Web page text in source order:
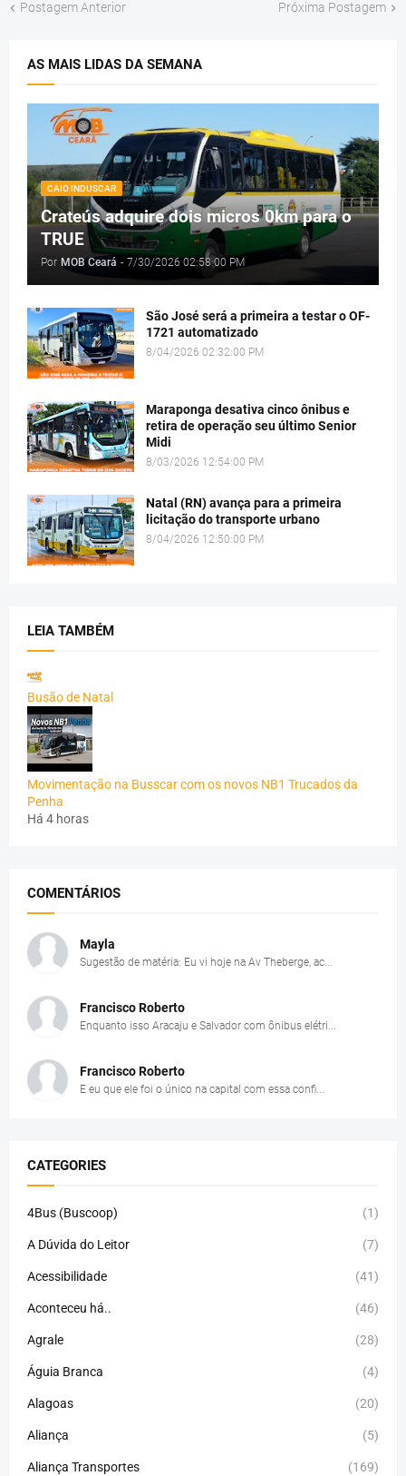
Postagem Anterior Próxima Postagem
AS MAIS LIDAS DA SEMANA
CAIO INDUSCAR
Crateús adquire dois micros 0km para o
TRUE
Por MOB Ceará - 7/30/2026 02:58:00 PM
São José será a primeira a testar o OF-
1721 automatizado
8/04/2026 02:32:00 PM
Maraponga desativa cinco ônibus e
retira de operação seu último Senior
Midi
8/03/2026 12:54:00 PM
Natal (RN) avança para a primeira
licitação do transporte urbano
8/04/2026 12:50:00 PM
LEIA TAMBÉM
Busão de Natal
Movimentação na Busscar com os novos NB1 Trucados da
Penha
Há 4 horas
COMENTÁRIOS
Mayla
Sugestão de matéria: Eu vi hoje na Av Theberge, ac...
Francisco Roberto
Enquanto isso Aracaju e Salvador com ônibus elétri...
Francisco Roberto
E eu que ele foi o único na capital com essa confi...
CATEGORIES
4Bus (Buscoop) (1)
A Dúvida do Leitor (7)
Acessibilidade (41)
Aconteceu há.. (46)
Agrale (28)
Águia Branca (4)
Alagoas (20)
Aliança (5)
Aliança Transportes (169)